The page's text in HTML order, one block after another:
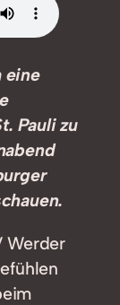
eine
Pauli zu
Werder